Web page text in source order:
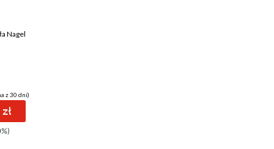
Nagel
z 30 dni)